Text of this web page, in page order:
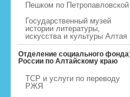
Пешком по Петропавловской
Государственный музей
истории литературы,
искусства и культуры Алтая
Отделение социального фонда
России по Алтайскому краю
ТСР и услуги по переводу
РЖЯ